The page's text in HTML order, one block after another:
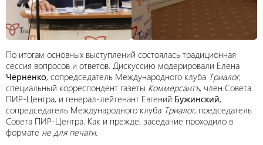
По итогам основных выступлений состоялась традиционная
сессия вопросов и ответов. Дискуссию модерировали Елена
Черненко, сопредседатель Международного клуба Триалог,
специальный корреспондент газеты Коммерсантъ, член Совета
ПИР-Центра, и генерал-лейтенант Евгений Бужинский,
сопредседатель Международного клуба Триалог, председатель
Совета ПИР-Центра. Как и прежде, заседание проходило в
формате не для печати.